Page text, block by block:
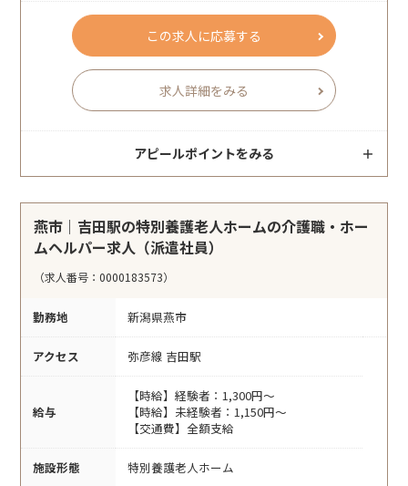
この求人に応募する
求人詳細をみる
アピールポイントをみる
燕市｜吉田駅の特別養護老人ホームの介護職・ホー
ムヘルパー求人（派遣社員）
（求人番号：0000183573）
勤務地 新潟県燕市
アクセス 弥彦線 吉田駅
給与
【時給】経験者：1,300円～
【時給】未経験者：1,150円～
【交通費】全額支給
施設形態 特別養護老人ホーム